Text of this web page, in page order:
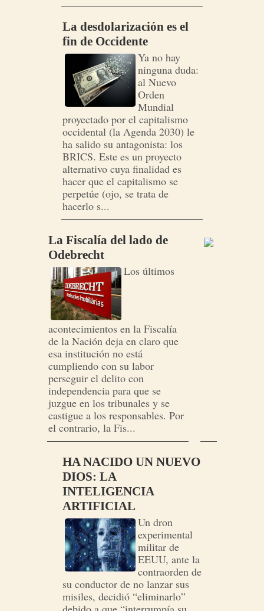
La desdolarización es el
fin de Occidente
Ya no hay
ninguna duda:
al Nuevo
Orden
Mundial
proyectado por el capitalismo
occidental (la Agenda 2030) le
ha salido su antagonista: los
BRICS. Este es un proyecto
alternativo cuya finalidad es
hacer que el capitalismo se
perpetúe (ojo, se trata de
hacerlo s...
La Fiscalía del lado de
Odebrecht
Los últimos
acontecimientos en la Fiscalía
de la Nación deja en claro que
esa institución no está
cumpliendo con su labor
perseguir el delito con
independencia para que se
juzgue en los tribunales y se
castigue a los responsables. Por
el contrario, la Fis...
HA NACIDO UN NUEVO
DIOS: LA
INTELIGENCIA
ARTIFICIAL
Un dron
experimental
militar de
EEUU, ante la
contraorden de
su conductor de no lanzar sus
misiles, decidió “eliminarlo”